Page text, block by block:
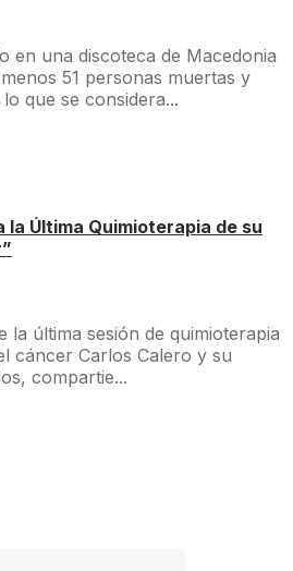
en una discoteca de Macedonia
51 personas muertas y
que se considera...
la Última Quimioterapia de su
la última sesión de quimioterapia
cáncer Carlos Calero y su
compartie...